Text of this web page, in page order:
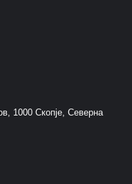
1000 Скопје, Северна